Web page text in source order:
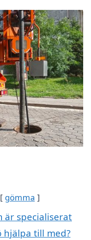
gömma
är specialiserat
hjälpa till med?